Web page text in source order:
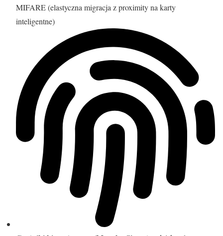
MIFARE (elastyczna migracja z proximity na karty
inteligentne)